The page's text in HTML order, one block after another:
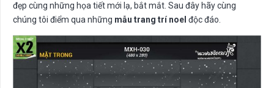
đẹp cùng những họa tiết mới lạ, bắt mắt. Sau đây hãy cùng
chúng tôi điểm qua những mẫu trang trí noel độc đáo.